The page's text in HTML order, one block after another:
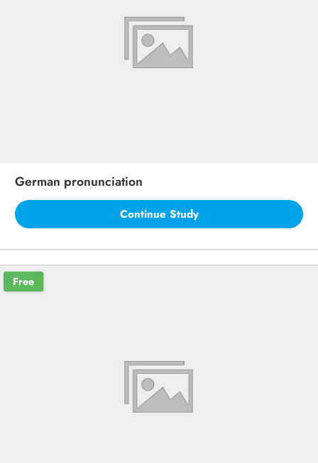
German pronunciation
Continue Study
Free